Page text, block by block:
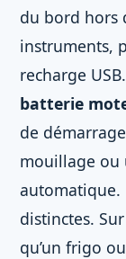
du bord hors
instruments,
recharge
batterie
de
mouillage ou
automatique.
distinctes.
qu’un frigo